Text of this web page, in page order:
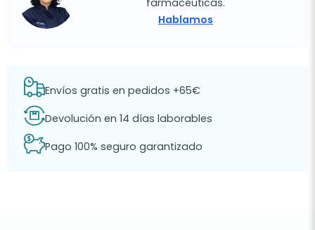
Hablamos
Envíos gratis en pedidos +65€
Devolución en 14 días laborables
Pago 100% seguro garantizado